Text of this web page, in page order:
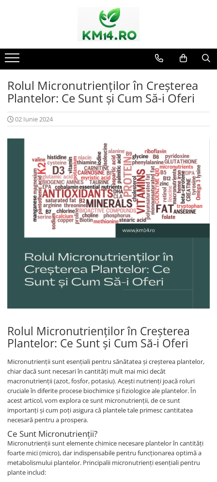
Rolul Micronutrienților în Creșterea
Plantelor: Ce Sunt și Cum Să-i Oferi
02 Iunie 2024
Rolul Micronutrienților în Creșterea
Plantelor: Ce Sunt și Cum Să-i Oferi
Micronutrienții sunt esențiali pentru sănătatea și creșterea plantelor,
chiar dacă sunt necesari în cantități mult mai mici decât
macronutrienții (azot, fosfor, potasiu). Acești nutrienți joacă roluri
cruciale în diferite procese biochimice și fiziologice ale plantelor. În
acest articol, vom explora ce sunt micronutrienții, de ce sunt
importanți și cum poți asigura că plantele tale primesc cantitatea
necesară pentru a prospera.
Ce Sunt Micronutrienții?
Micronutrienții sunt elemente chimice necesare plantelor în cantități
foarte mici (micro), dar indispensabile pentru funcționarea optimă a
metabolismului plantelor. Principalii micronutrienți esențiali pentru
plante includ: